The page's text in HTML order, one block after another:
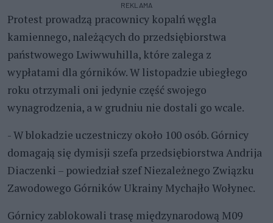
REKLAMA
Protest prowadzą pracownicy kopalń węgla
kamiennego, należących do przedsiębiorstwa
państwowego Lwiwwuhilla, które zalega z
wypłatami dla górników. W listopadzie ubiegłego
roku otrzymali oni jedynie część swojego
wynagrodzenia, a w grudniu nie dostali go wcale.
- W blokadzie uczestniczy około 100 osób. Górnicy
domagają się dymisji szefa przedsiębiorstwa Andrija
Diaczenki – powiedział szef Niezależnego Związku
Zawodowego Górników Ukrainy Mychajło Wołynec.
Górnicy zablokowali trasę międzynarodową M09